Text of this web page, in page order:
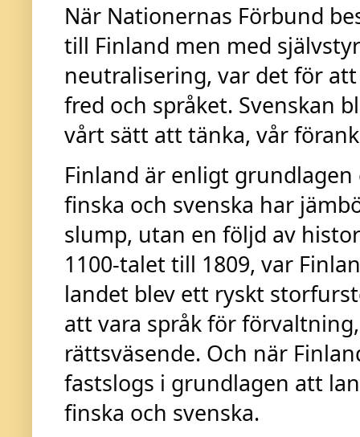
När Nationernas Förbund
till Finland men med
neutralisering, var det för
fred och språket. Svenskan
vårt sätt att tänka, vår
Finland är enligt
finska och svenska har
slump, utan en följd av
1100-talet till 1809, var
landet blev ett ryskt
att vara språk för
rättsväsende. Och när
fastslogs i grundlagen att
finska och svenska.